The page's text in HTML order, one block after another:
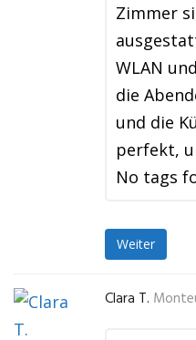
Zimmer
WLAN
die
und die
perfekt,
No tags
Weiter
Clara T.